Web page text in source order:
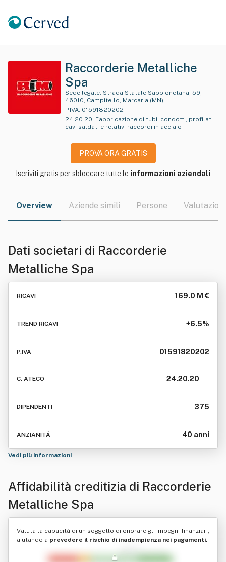
Raccorderie Metalliche
Spa
Sede legale:
46010, Campitello, Marcaria (MN)
P.IVA: 01591820202
24.20.20: Fabbricazione di tubi, condotti, profilati
cavi saldati e relativi raccordi in acciaio
PROVA ORA GRATIS
Iscriviti gratis per sbloccare tutte le informazioni aziendali
Overview Aziende simili Persone Valutazioni
Dati societari di Raccorderie
Metalliche Spa
RICAVI 169.0 M €
TREND RICAVI +6.5%
P.IVA 01591820202
C. ATECO 24.20.20
DIPENDENTI 375
ANZIANITÁ 40 anni
Vedi più informazioni
Affidabilità creditizia di Raccorderie
Metalliche Spa
Valuta la capacità di un soggetto di onorare gli impegni finanziari,
aiutando a prevedere il rischio di inadempienza nei pagamenti.